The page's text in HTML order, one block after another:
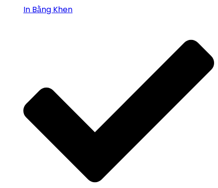
In Bằng Khen